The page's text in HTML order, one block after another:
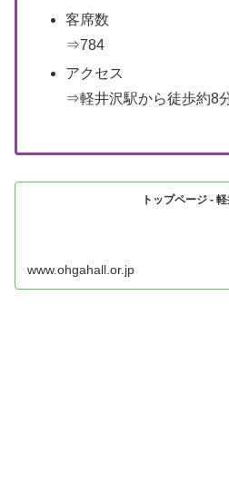
客席数
⇒784
アクセス
⇒軽井沢駅から徒歩約8
トップページ -
www.ohgahall.or.jp